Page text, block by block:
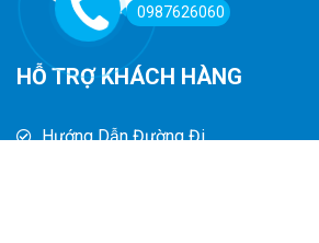
HỖ TRỢ KHÁCH HÀNG
Hướng Dẫn Đường Đi
0987626060